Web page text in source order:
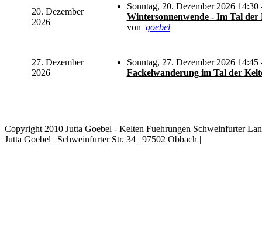
20. Dezember
2026
Sonntag, 20. Dezember 2026 14:30
Wintersonnenwende - Im Tal
von goebel
27. Dezember
2026
Sonntag, 27. Dezember 2026 14:45
Fackelwanderung im Tal der
Copyright 2010 Jutta Goebel - Kelten Fuehrungen Schweinfurter
Jutta Goebel | Schweinfurter Str. 34 | 97502 Obbach |